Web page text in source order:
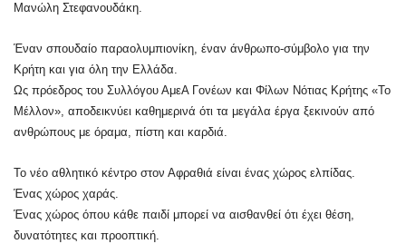
Μανώλη Στεφανουδάκη.
Έναν σπουδαίο παραολυμπιονίκη, έναν άνθρωπο-σύμβολο για την
Κρήτη και για όλη την Ελλάδα.
Ως πρόεδρος του Συλλόγου ΑμεΑ Γονέων και Φίλων Νότιας Κρήτης «Το
Μέλλον», αποδεικνύει καθημερινά ότι τα μεγάλα έργα ξεκινούν από
ανθρώπους με όραμα, πίστη και καρδιά.
Το νέο αθλητικό κέντρο στον Αφραθιά είναι ένας χώρος ελπίδας.
Ένας χώρος χαράς.
Ένας χώρος όπου κάθε παιδί μπορεί να αισθανθεί ότι έχει θέση,
δυνατότητες και προοπτική.